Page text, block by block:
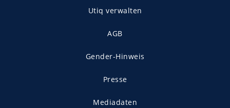
Utiq verwalten
AGB
Gender-Hinweis
Presse
Mediadaten